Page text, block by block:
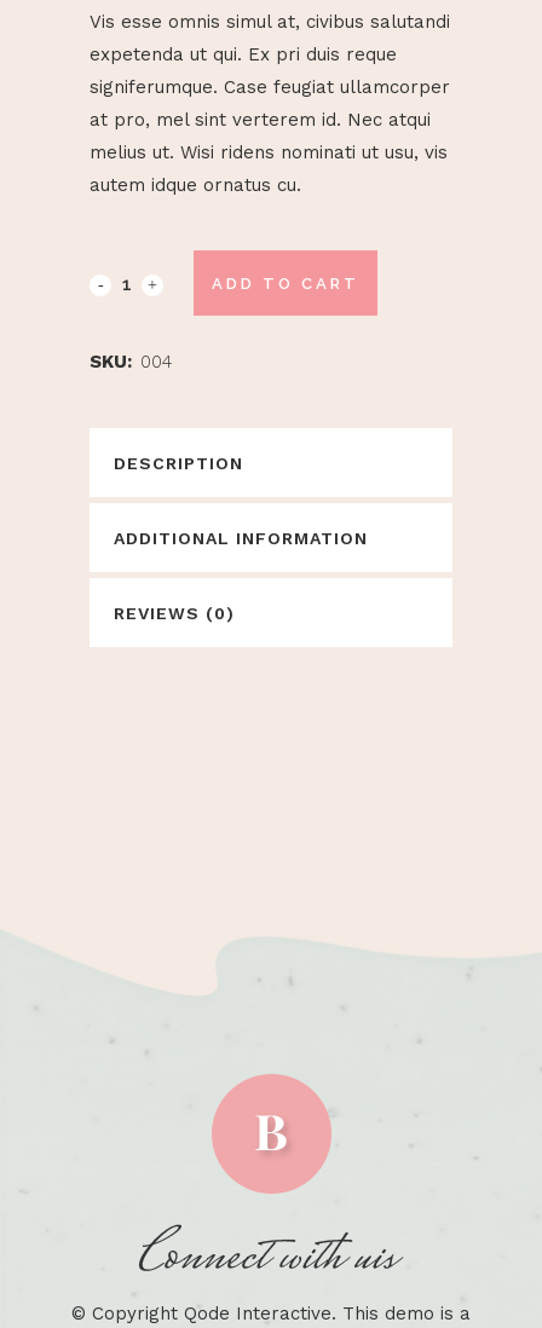
Vis esse omnis simul at, civibus salutandi
expetenda ut qui. Ex pri duis reque
signiferumque. Case feugiat ullamcorper
at pro, mel sint verterem id. Nec atqui
melius ut. Wisi ridens nominati ut usu, vis
autem idque ornatus cu.
ADD TO CART
SKU: 004
DESCRIPTION
ADDITIONAL INFORMATION
REVIEWS (0)
© Copyright Qode Interactive. This demo is a